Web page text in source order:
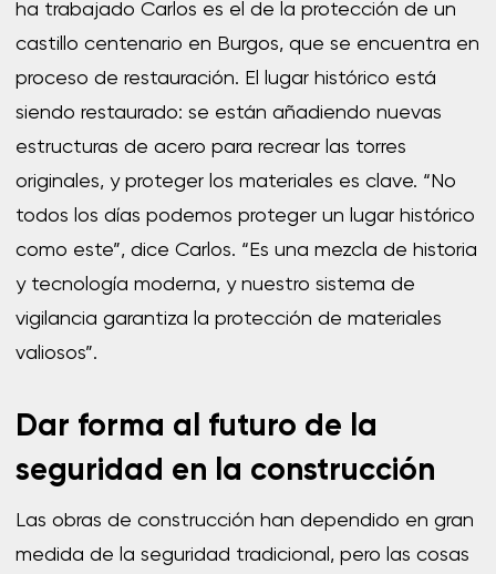
ha trabajado Carlos es el de la protección de un
castillo centenario en Burgos, que se encuentra en
proceso de restauración. El lugar histórico está
siendo restaurado: se están añadiendo nuevas
estructuras de acero para recrear las torres
originales, y proteger los materiales es clave. “No
todos los días podemos proteger un lugar histórico
como este”, dice Carlos. “Es una mezcla de historia
y tecnología moderna, y nuestro sistema de
vigilancia garantiza la protección de materiales
valiosos”.
Dar forma al futuro de la
seguridad en la construcción
Las obras de construcción han dependido en gran
medida de la seguridad tradicional, pero las cosas